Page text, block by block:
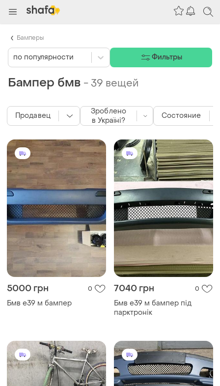
Бампер бмв - 39 вещей
5000 грн 0
Бмв е39 м бампер
7040 грн 0
Бмв е39 м бампер під
парктронік
Продавец
Зроблено
в Україні?
Состояние
по популярности Фильтры
Бамперы